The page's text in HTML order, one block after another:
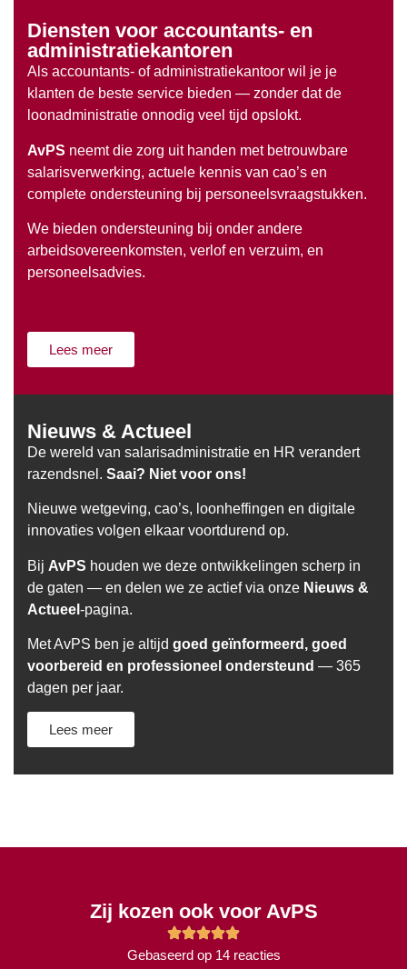
Diensten voor accountants- en
administratiekantoren
Als accountants- of administratiekantoor wil je je
klanten de beste service bieden — zonder dat de
loonadministratie onnodig veel tijd opslokt.
AvPS neemt die zorg uit handen met betrouwbare
salarisverwerking, actuele kennis van cao’s en
complete ondersteuning bij personeelsvraagstukken.
We bieden ondersteuning bij onder andere
arbeidsovereenkomsten, verlof en verzuim, en
personeelsadvies.
Lees meer
Nieuws & Actueel
De wereld van salarisadministratie en HR verandert
razendsnel. Saai? Niet voor ons!
Nieuwe wetgeving, cao’s, loonheffingen en digitale
innovaties volgen elkaar voortdurend op.
Bij AvPS houden we deze ontwikkelingen scherp in
de gaten — en delen we ze actief via onze Nieuws &
Actueel -pagina.
Met AvPS ben je altijd goed geïnformeerd, goed
voorbereid en professioneel ondersteund — 365
dagen per jaar.
Lees meer
Zij kozen ook voor AvPS
Gebaseerd op 14 reacties